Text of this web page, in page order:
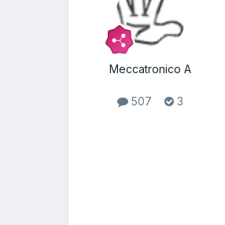
Meccatronico A
507 3